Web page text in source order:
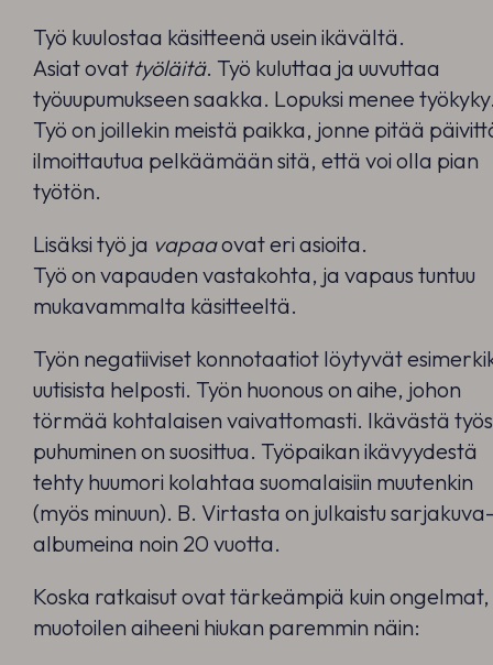
Työ kuulostaa käsitteenä usein ikävältä.
Asiat ovat työläitä. Työ kuluttaa ja uuvuttaa
työuupumukseen saakka. Lopuksi menee
Työ on joillekin meistä paikka, jonne pitää
ilmoittautua pelkäämään sitä, että voi olla pian
työtön.
Lisäksi työ ja vapaaovat eri asioita.
Työ on vapauden vastakohta, ja vapaus tuntuu
mukavammalta käsitteeltä.
Työn negatiiviset konnotaatiot löytyvät
uutisista helposti. Työn huonous on aihe, johon
törmää kohtalaisen vaivattomasti. Ikävästä
puhuminen on suosittua. Työpaikan ikävyydestä
tehty huumori kolahtaa suomalaisiin muutenkin
(myös minuun). B. Virtasta on julkaistu sarjakuva-
albumeina noin 20 vuotta.
Koska ratkaisut ovat tärkeämpiä kuin ongelmat,
muotoilen aiheeni hiukan paremmin näin: